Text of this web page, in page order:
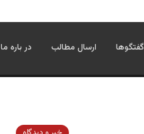
گفتگوها ارسال مطالب در باره ما